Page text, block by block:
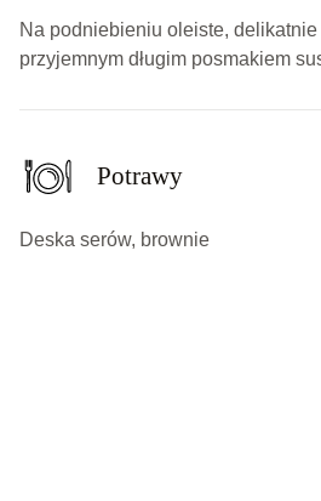
Na podniebieniu oleiste,
przyjemnym długim posmakiem
Potrawy
Deska serów, brownie